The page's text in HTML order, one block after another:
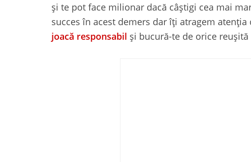
şi te pot face milionar dacă câştigi cea mai
succes în acest demers dar îți atragem
joacă responsabil şi bucură-te de orice